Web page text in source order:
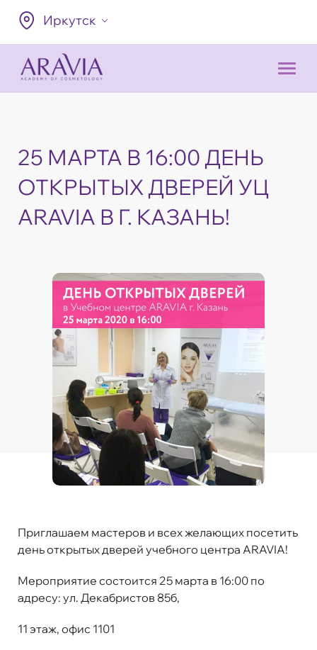
Иркутск
25 МАРТА В 16:00 ДЕНЬ
ОТКРЫТЫХ ДВЕРЕЙ УЦ
ARAVIA В Г. КАЗАНЬ!
Приглашаем мастеров и всех желающих посетить
день открытых дверей учебного центра ARAVIA!
Мероприятие состоится 25 марта в 16:00 по
адресу: ул. Декабристов 85б,
11 этаж, офис 1101